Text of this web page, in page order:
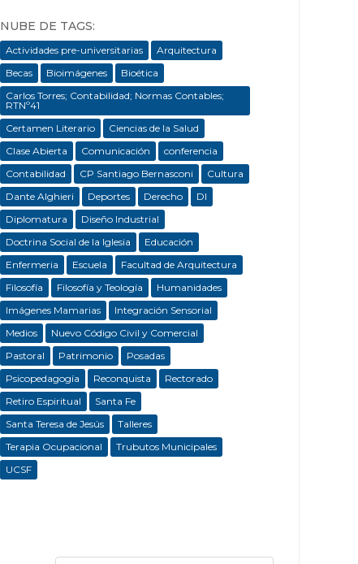
NUBE DE TAGS:
Actividades pre-universitarias
Arquitectura
Becas
Bioimágenes
Bioética
Carlos Torres; Contabilidad; Normas Contables;
RTNº41
Certamen Literario
Ciencias de la Salud
Clase Abierta
Comunicación
conferencia
Contabilidad
CP Santiago Bernasconi
Cultura
Dante Alghieri
Deportes Derecho
DI
Diplomatura
Diseño Industrial
Doctrina Social de la Iglesia
Educación
Enfermeria
Escuela
Facultad de Arquitectura
Filosofía
Filosofía y Teología
Humanidades
Imágenes Mamarias
Integración Sensorial
Medios
Nuevo Código Civil y Comercial
Pastoral
Patrimonio
Posadas
Psicopedagogía
Reconquista
Rectorado
Retiro Espiritual
Santa Fe
Santa Teresa de Jesús
Talleres
Terapia Ocupacional
Trubutos Municipales
UCSF